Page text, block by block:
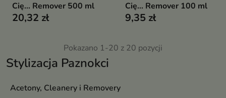
Stylizacja Paznokci
Acetony, Cleanery i Removery
Cię... Remover 500 ml
20,32 zł
Cię... Remover 100 ml
9,35 zł
Pokazano 1-20 z 20 pozycji